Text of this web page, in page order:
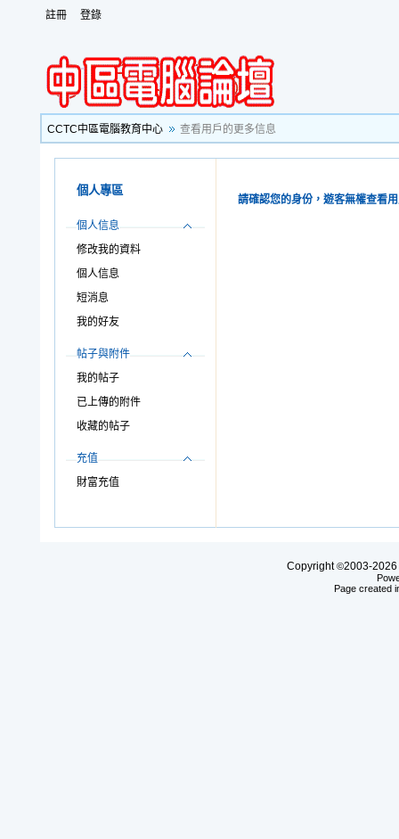
註冊 登錄
CCTC中區電腦教育中心 查看用戶的更多信息
個人專區
個人信息
修改我的資料
個人信息
短消息
我的好友
帖子與附件
我的帖子
已上傳的附件
收藏的帖子
充值
財富充值
請確認您的身份，遊客無權查看
Copyright©2003-2026
Page created